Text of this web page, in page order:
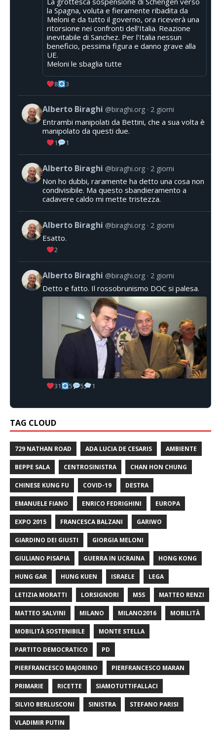
la Spagna, voluta e fieramente ribadita da
Meloni e da tutto il governo, ora riceverà una
ritorsione nei confronti dell'Italia. Reazione
inevitabile di Sanchez. Per l'Italia nessun
beneficio, pessima figura e danno grave alla
UE.
Meloni le sbaglia tutte
8 3
Alberto Biraghi @biraghi.org 2 giorni
Entrambi manipolati da Bettini, che a sua volta è
manipolato da questi due.
1 1
Alberto Biraghi @biraghi.org 2 giorni
Non ho dubbi, raramente ha detto una cosa non
condivisibile. Ma questo sbandieramento a
cadavere caldo mi mette tristezza.
Alberto Biraghi @biraghi.org 2 giorni
Esatto.
2
Alberto Biraghi @biraghi.org 2 giorni
Detto e fatto. Il rossobrunismo DOC si palesa.
31 5 5 1
TAG CLOUD
729 NATHAN ROAD ADA LUCIA DE CESARIS AMBIENTE
BEPPE SALA CENTROSINISTRA CHAN HON CHUNG
CHINESE KUNG FU COVID-19 DESTRA
EMANUELE FIANO ENRICO FEDRIGHINI EUROPA
EXPO 2015 FRANCESCA BALZANI GARIWO
GIARDINO DEI GIUSTI GIORGIA MELONI
GIULIANO PISAPIA GUERRA IN UCRAINA HONG KONG
HUNG GAR HUNG KUEN ISRAELE LEGA
LETIZIA MORATTI LORSIGNORI M5S MATTEO RENZI
MATTEO SALVINI MILANO MILANO2016 MOBILITÀ
MOBILITÀ SOSTENIBILE MONTE STELLA
PARTITO DEMOCRATICO PD
PIERFRANCESCO MAJORINO PIERFRANCESCO MARAN
PRIMARIE RICETTE SIAMOTUTTIFALLACI
SILVIO BERLUSCONI SINISTRA STEFANO PARISI
VLADIMIR PUTIN